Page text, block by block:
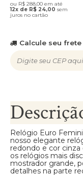
ou R$ 288,00 em até
12x de R$ 24,00 sem
juros no cartão
Calcule seu frete
Relógio Euro
nosso elegante
redondo e cor
os relógios mais
mostrador grande,
detalhes na parte